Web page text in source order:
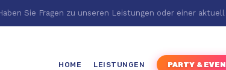
Sie Fragen zu unseren Leistungen oder einer
HOME LEISTUNGEN PARTY &